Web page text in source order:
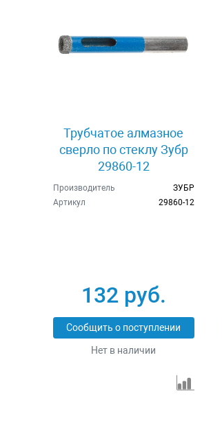
Трубчатое алмазное
сверло по стеклу Зубр
29860-12
Производитель
ЗУБР
Артикул
29860-12
132 руб.
Сообщить о поступлении
Нет в наличии